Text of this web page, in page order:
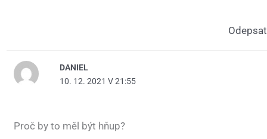
Odepsat
DANIEL
10. 12. 2021 V 21:55
Proč by to měl být hňup?